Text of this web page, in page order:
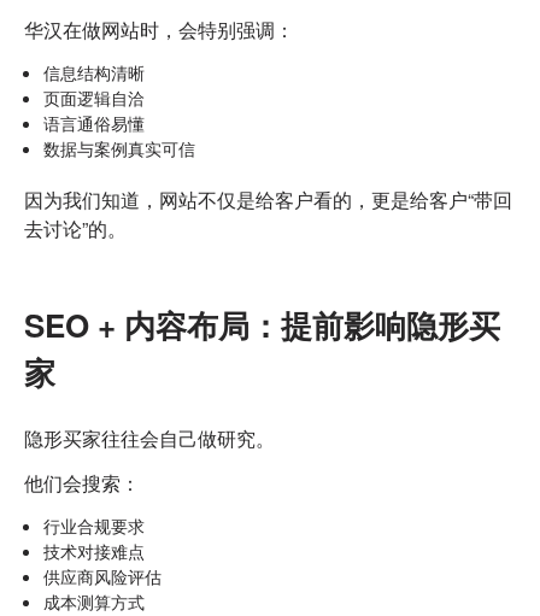
华汉在做网站时，会特别强调：
信息结构清晰
页面逻辑自洽
语言通俗易懂
数据与案例真实可信
因为我们知道， 网站不仅是给客户看的， 更是给客户“带回
去讨论”的。
SEO + 内容布局：提前影响隐形买
家
隐形买家往往会自己做研究。
他们会搜索：
行业合规要求
技术对接难点
供应商风险评估
成本测算方式